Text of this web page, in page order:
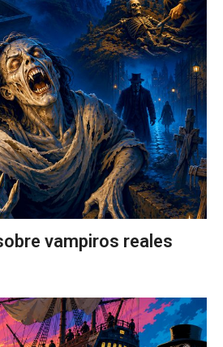
vampiros reales